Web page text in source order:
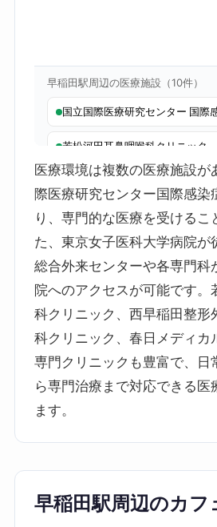
医療環境は複数の医療施設が
際医療研究センター国際感染
り、専門的な医療を受けるこ
た、東京女子医科大学病院が
総合外来センターや各専門科
院へのアクセスが可能です。
科クリニック、西早稲田整形
科クリニック、春日メディカ
専門クリニックも豊富で、日
ら専門治療まで対応できる医
ます。
早稲田駅周辺のカフ